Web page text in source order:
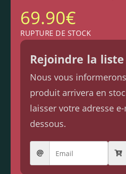
69.90€
RUPTURE DE STOCK
Rejoindre la
Nous vous
produit arrivera en
laisser votre adresse
dessous.